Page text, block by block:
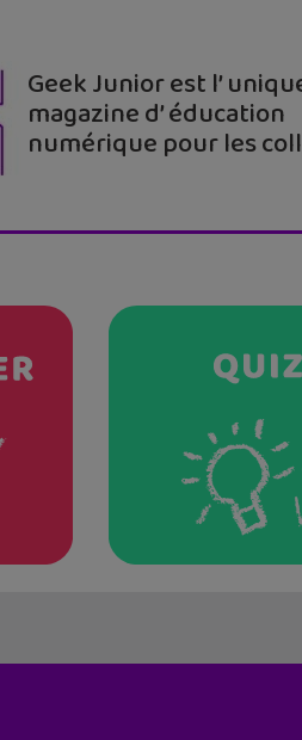
Geek Junior est l’
magazine d’ éducation
numérique pour les